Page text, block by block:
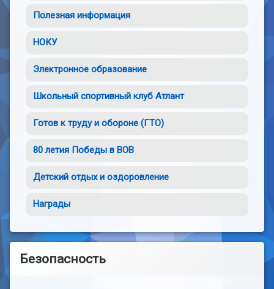
Полезная информация
НОКУ
Электронное образование
Школьный спортивный клуб Атлант
Готов к труду и обороне (ГТО)
80 летия Победы в ВОВ
Детский отдых и оздоровление
Награды
Безопасность